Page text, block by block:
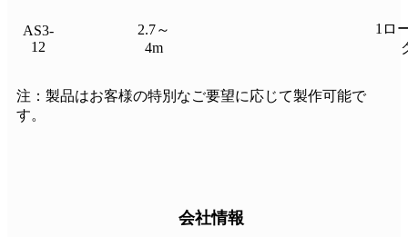
AS3-
12
2.7～
4m
1ロ
注：製品はお客様の特別なご要望に応じて製作可能で
す。
会社情報